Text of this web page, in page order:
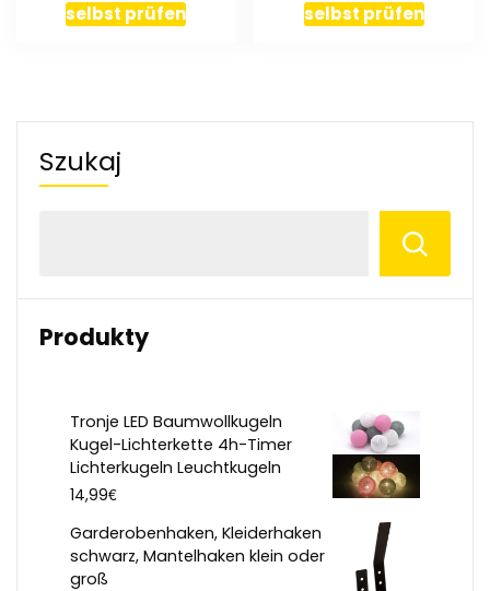
selbst prüfen selbst prüfen
Szukaj
Produkty
Tronje LED Baumwollkugeln
Kugel-Lichterkette 4h-Timer
Lichterkugeln Leuchtkugeln
14,99€
Garderobenhaken, Kleiderhaken
schwarz, Mantelhaken klein oder
groß